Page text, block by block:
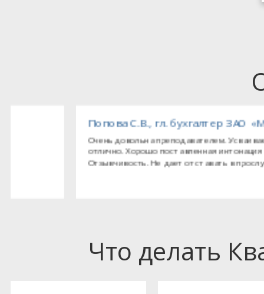
(Великобритания), представительство
Попова С.В., гл. бухгалтер ЗАО «Мёллер»
Очень довольна преподавателем. Усваивается материал
отлично. Хорошо поставленная интонация голоса, дикция.
Отзывчивость. Не дает отставать в прослушивании
Что делать